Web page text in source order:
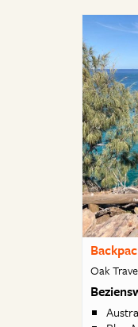
Oak